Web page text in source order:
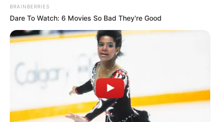
BRAINBERRIES
Dare To Watch: 6 Movies So Bad They're Good